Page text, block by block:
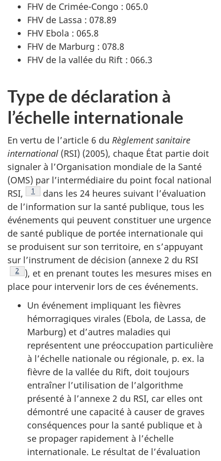
FHV de Crimée-Congo : 065.0
FHV de Lassa : 078.89
FHV Ebola : 065.8
FHV de Marburg : 078.8
FHV de la vallée du Rift : 066.3
Type de déclaration à
l’échelle internationale
En vertu de l’article 6 du Règlement sanitaire
international (RSI) (2005), chaque État partie doit
signaler à l’Organisation mondiale de la Santé
(OMS) par l’intermédiaire du point focal national
RSI,
Note de bas de page
1
dans les 24 heures suivant l’évaluation
de l’information sur la santé publique, tous les
événements qui peuvent constituer une urgence
de santé publique de portée internationale qui
se produisent sur son territoire, en s’appuyant
sur l’instrument de décision (annexe 2 du RSI
Note de bas de page
2
), et en prenant toutes les mesures mises en
place pour intervenir lors de ces événements.
Un événement impliquant les fièvres
hémorragiques virales (Ebola, de Lassa, de
Marburg) et d’autres maladies qui
représentent une préoccupation particulière
à l’échelle nationale ou régionale, p. ex. la
fièvre de la vallée du Rift, doit toujours
entraîner l’utilisation de l’algorithme
présenté à l’annexe 2 du RSI, car elles ont
démontré une capacité à causer de graves
conséquences pour la santé publique et à
se propager rapidement à l’échelle
internationale. Le résultat de l’évaluation